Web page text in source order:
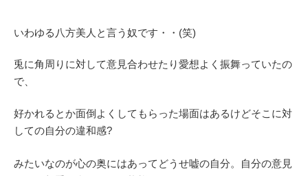
いわゆる八方美人と言う奴です・・(笑)
兎に角周りに対して意見合わせたり愛想よく振舞っていたの
で、
好かれるとか面倒よくしてもらった場面はあるけどそこに対
しての自分の違和感?
みたいなのが心の奥にはあってどうせ嘘の自分。自分の意見